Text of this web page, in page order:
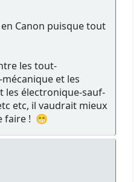
Canon puisque tout
les tout-
et les
les électronique-sauf-
etc, il vaudrait mieux
faire ! 😁